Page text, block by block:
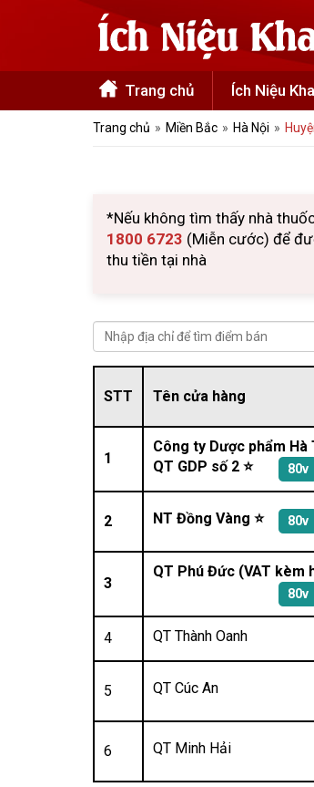
Trang chủ Ích Niệu
Trang chủ Miền Bắc Hà Nội
*Nếu không tìm thấy nhà
1800 6723 (Miễn cước) để
thu tiền tại nhà
STT Tên cửa hàng
1
Công ty Dược phẩm Hà
QT GDP số 2 ⭐
80v
2 NT Đồng Vàng ⭐ 80v
3
QT Phú Đức (VAT kèm
80v
4 QT Thành Oanh
5 QT Cúc An
6 QT Minh Hải